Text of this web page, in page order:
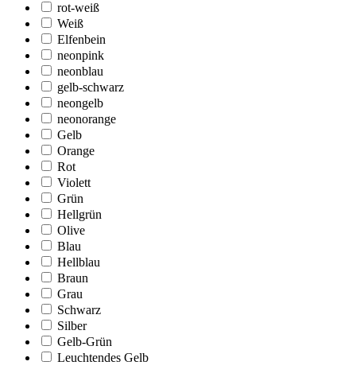
rot-weiß
Weiß
Elfenbein
neonpink
neonblau
gelb-schwarz
neongelb
neonorange
Gelb
Orange
Rot
Violett
Grün
Hellgrün
Olive
Blau
Hellblau
Braun
Grau
Schwarz
Silber
Gelb-Grün
Leuchtendes Gelb